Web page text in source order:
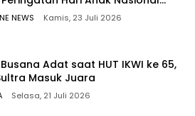
NEWS Kamis, 23 Juli 2026
Adat saat HUT IKWI ke 65,
Masuk Juara
Selasa, 21 Juli 2026